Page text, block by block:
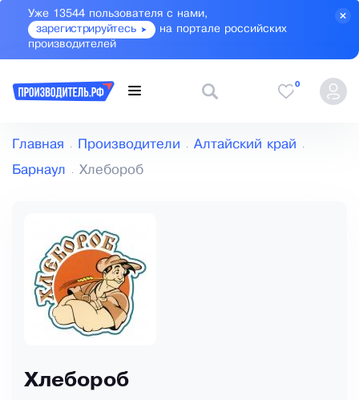
Уже 13544 пользователя с нами,
зарегистрируйтесь
на портале российских
производителей
0
Главная Производители Алтайский край
Барнаул Хлебороб
Хлебороб